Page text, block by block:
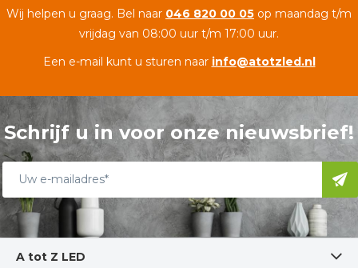
Wij helpen u graag. Bel naar 046 820 00 05 op maandag t/m
vrijdag van 08:00 uur t/m 17:00 uur.
Een e-mail kunt u sturen naar info@atotzled.nl
Schrijf u in voor onze nieuwsbrief!
A tot Z LED